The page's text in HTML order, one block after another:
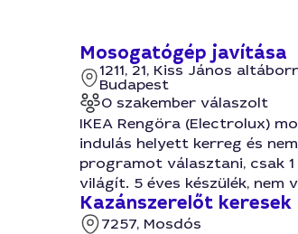
Mosogatógép javítása
1211, 21, Kiss János
Budapest
0 szakember válaszolt
IKEA Rengöra (Electrolux)
indulás helyett kerreg és
programot választani, csak
világít. 5 éves készülék, nem
Kazánszerelőt keresek
7257, Mosdós